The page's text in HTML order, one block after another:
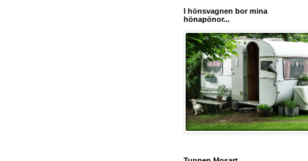
I hönsvagnen bor mina
hönapönor...